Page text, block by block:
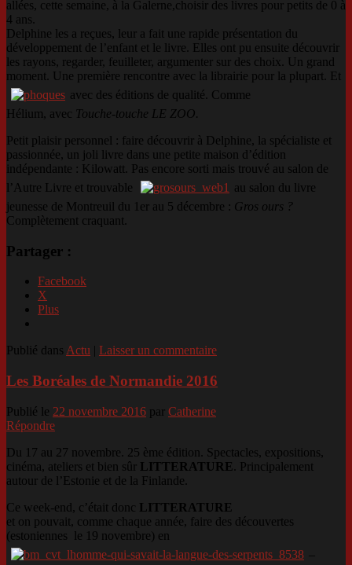
allées, cette semaine, à la Galerne,choisir des livres pour petits de 0 à
4 ans.
Delphine les a reçues, leur a fait une rapide présentation du
développement de l’enfant et le livre. Elles ont pu ensuite découvrir
les rayons, regarder, feuilleter, argumenter sur des choix. Un grand
moment. Une première rencontre avec la librairie pour la plupart. Et
avec des éditions de qualité. Comme
Hélium, avec
Touche-touche LE ZOO.
Petit plaisir personnel : faire découvrir à Delphine, la spécialiste et
passionnée, un joli livre dans une petite maison d’édition
indépendante : Kilowatt. Pas encore sorti mais trouvé au salon de
l’Autre Livre et trouvable
au salon du livre
jeunesse de Montreuil du 1er au 5 décembre : Gros ours ?
Complètement craquant.
Partager :
Facebook
X
Plus
Publié dans Actu | Laisser un commentaire
Les Boréales de Normandie 2016
Publié le 22 novembre 2016 par Catherine
Répondre
Du 17 au 27 novembre. 25 ème édition. Spectacles, expositions,
cinéma, ateliers et bien sûr LITTERATURE
. Principalement
autour de l’Estonie et de la Finlande.
Ce week-end, c’était donc LITTERATURE
et on pouvait, comme chaque année, faire des découvertes
(estoniennes le 19 novembre) en
–